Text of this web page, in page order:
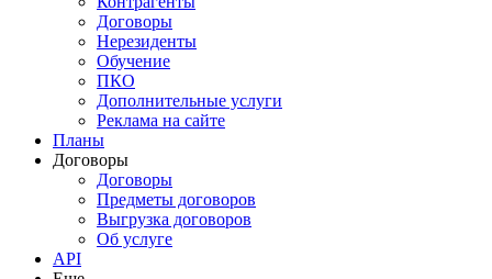
Договоры
Нерезиденты
Обучение
ПКО
Дополнительные услуги
Реклама на сайте
Планы
Договоры
Договоры
Предметы договоров
Выгрузка договоров
Об услуге
API